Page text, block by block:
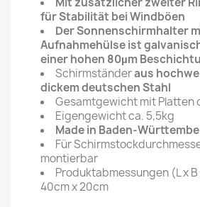
für Stabilität bei Windböen
Der Sonnenschirmhalter
Aufnahmehülse ist
einer hohen 80µm
Schirmständeraus
dickem deutschen Stahl
Gesamtgewicht mit Platten
Eigengewicht ca. 5,5kg
Made in Baden-
Für
montierbar
Produktabmessungen (L x B
40cm x 20cm